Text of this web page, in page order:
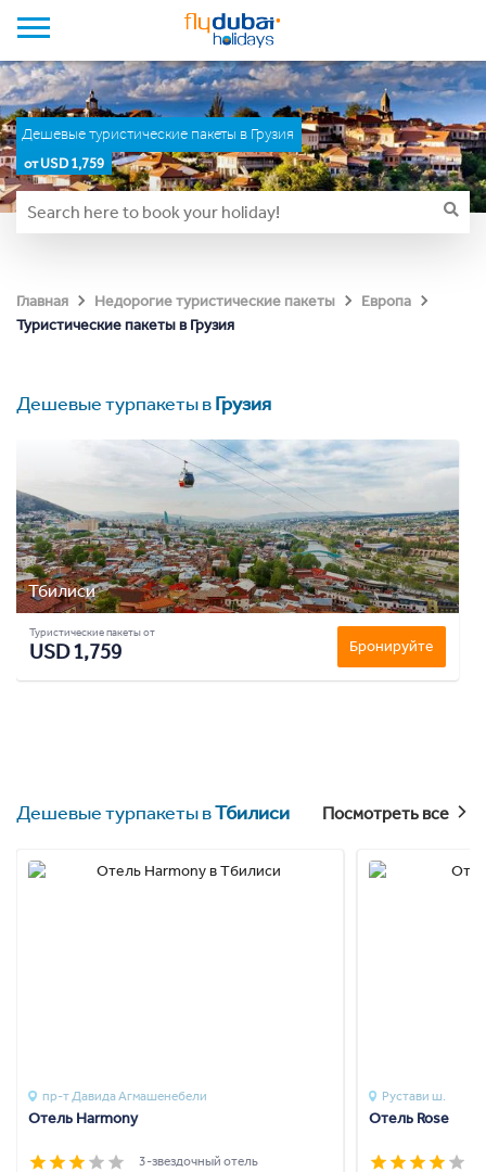
Дешевые туристические пакеты в Грузия
от USD 1,759
Главная Недорогие туристические пакеты
Европа
Туристические пакеты в Грузия
Дешевые турпакеты вГрузия
Тбилиси
Туристические пакеты от
USD 1,759 Бронируйте
Дешевые турпакеты вТбилиси Посмотреть все
пр-т Давида Агмашенебели
Отель Harmony
3-звездочный отель
Рустави ш.
Отель Rose